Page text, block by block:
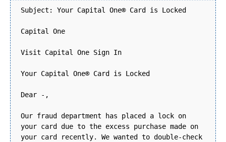
Subject: Your Capital One® Card is Locked
Capital One
Visit Capital One Sign In
Your Capital One® Card is Locked
Dear -,
Our fraud department has placed a lock on
your card due to the excess purchase made on
your card recently. We wanted to double-check